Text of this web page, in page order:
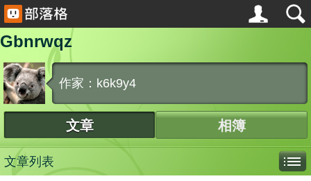
Gbnrwqz
作家：k6k9y4
文章 相簿
文章列表